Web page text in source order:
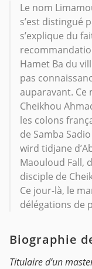
Le nom
s’est distingué
s’explique du
Hamet Ba du
pas
auparavant. Ce
Cheikhou
les colons
de Samba
wird tidjane
Maouloud Fall,
disciple de
Ce jour-là, le
délégations de
Biographie
Titulaire d’un